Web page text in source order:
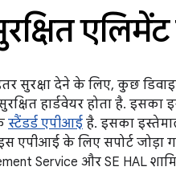
सुरक्षा देने के लिए, कुछ
हार्डवेयर होता है. इसका
स्टैंडर्ड एपीआई है. इसका
एपीआई के लिए सपोर्ट जोड़ा
Service और SE HAL